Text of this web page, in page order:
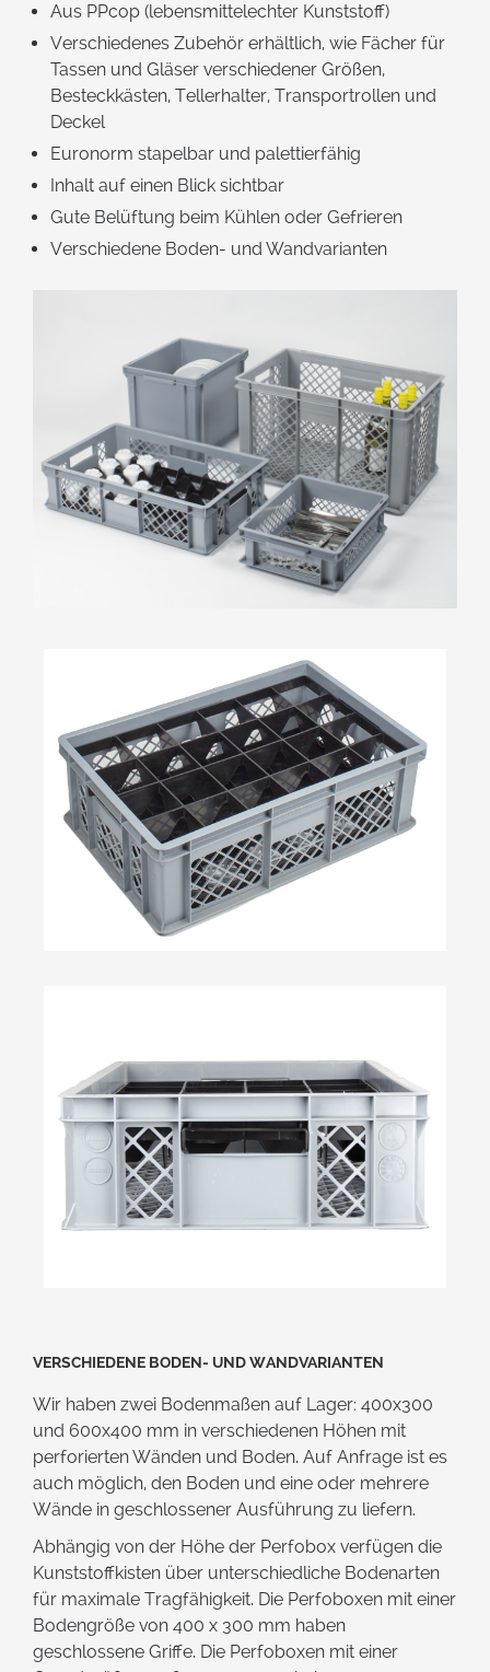
Aus PPcop (lebensmittelechter Kunststoff)
Verschiedenes Zubehör erhältlich, wie Fächer für
Tassen und Gläser verschiedener Größen,
Besteckkästen, Tellerhalter, Transportrollen und
Deckel
Euronorm stapelbar und palettierfähig
Inhalt auf einen Blick sichtbar
Gute Belüftung beim Kühlen oder Gefrieren
Verschiedene Boden- und Wandvarianten
Verschiedene Boden- und Wandvarianten
Wir haben zwei Bodenmaßen auf Lager: 400x300
und 600x400 mm in verschiedenen Höhen mit
perforierten Wänden und Boden. Auf Anfrage ist es
auch möglich, den Boden und eine oder mehrere
Wände in geschlossener Ausführung zu liefern.
Abhängig von der Höhe der Perfobox verfügen die
Kunststoffkisten über unterschiedliche Bodenarten
für maximale Tragfähigkeit. Die Perfoboxen mit einer
Bodengröße von 400 x 300 mm haben
geschlossene Griffe. Die Perfoboxen mit einer